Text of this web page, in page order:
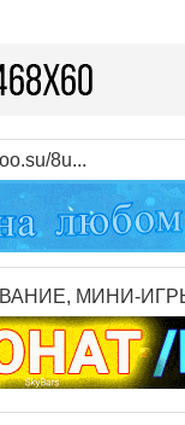
8u...
МИНИ-